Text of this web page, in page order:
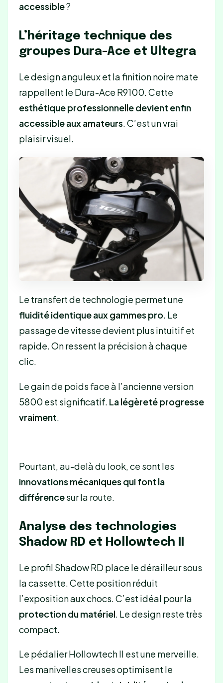
accessible?
L’héritage technique des
groupes Dura-Ace et Ultegra
Le design anguleux et la finition noire mate
rappellent le Dura-Ace R9100. Cette
esthétique professionnelle devient enfin
accessible aux amateurs . C’est un vrai
plaisir visuel.
Le transfert de technologie permet une
fluidité identique aux gammes pro. Le
passage de vitesse devient plus intuitif et
rapide. On ressent la précision à chaque
clic.
Le gain de poids face à l’ancienne version
5800 est significatif. La légèreté progresse
vraiment.
Pourtant, au-delà du look, ce sont les
innovations mécaniques qui font la
différencesur la route.
Analyse des technologies
Shadow RD et Hollowtech II
Le profil Shadow RD place le dérailleur sous
la cassette. Cette position réduit
l’exposition aux chocs. C’est idéal pour la
protection du matériel. Le design reste très
compact.
Le pédalier Hollowtech II est une merveille.
Les manivelles creuses optimisent le